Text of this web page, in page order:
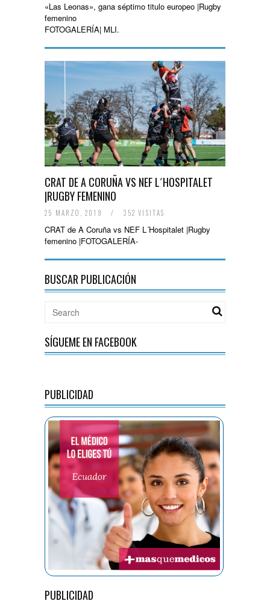
«Las Leonas», gana séptimo titulo europeo |Rugby
femenino
FOTOGALERÍA| MLI.
CRAT DE A CORUÑA VS NEF L´HOSPITALET
|RUGBY FEMENINO
25 MARZO, 2019 / 352 VISITAS
CRAT de A Coruña vs NEF L´Hospitalet |Rugby
femenino |FOTOGALERÍA-
BUSCAR PUBLICACIÓN
SÍGUEME EN FACEBOOK
PUBLICIDAD
PUBLICIDAD